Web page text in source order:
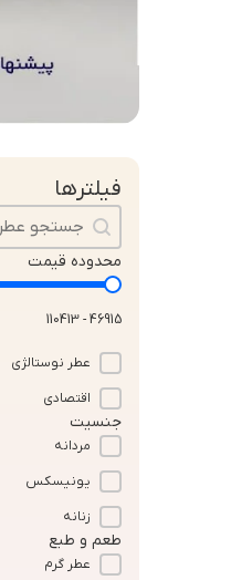
فیلترها
جستجو در محتوا
محدوده قیمت
46915 - 110413
عطر نوستالژی
اقتصادی
جنسیت
مردانه
یونیسکس
زنانه
طعم و طبع
عطر گرم